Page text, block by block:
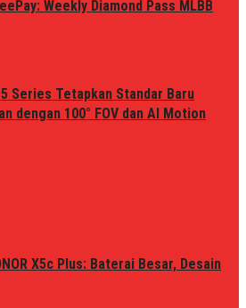
Weekly Diamond Pass MLBB
Series Tetapkan Standar Baru
dengan 100° FOV dan AI Motion
X5c Plus: Baterai Besar, Desain